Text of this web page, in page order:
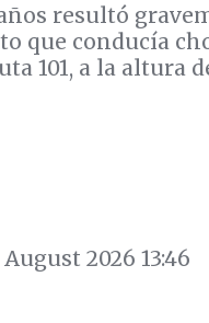
resultó
que conducía
101, a la altura
2026 13:46